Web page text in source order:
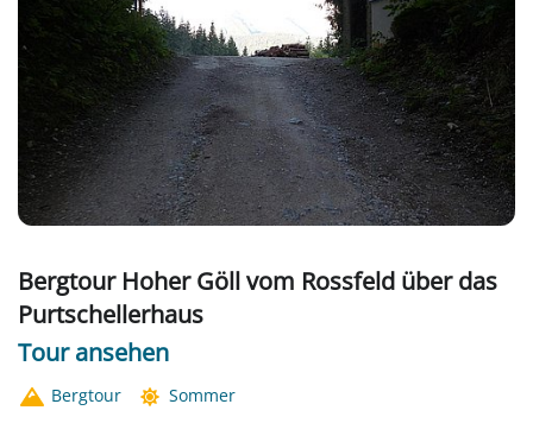
Bergtour Hoher Göll vom Rossfeld über das
Purtschellerhaus
Tour ansehen
Bergtour Sommer